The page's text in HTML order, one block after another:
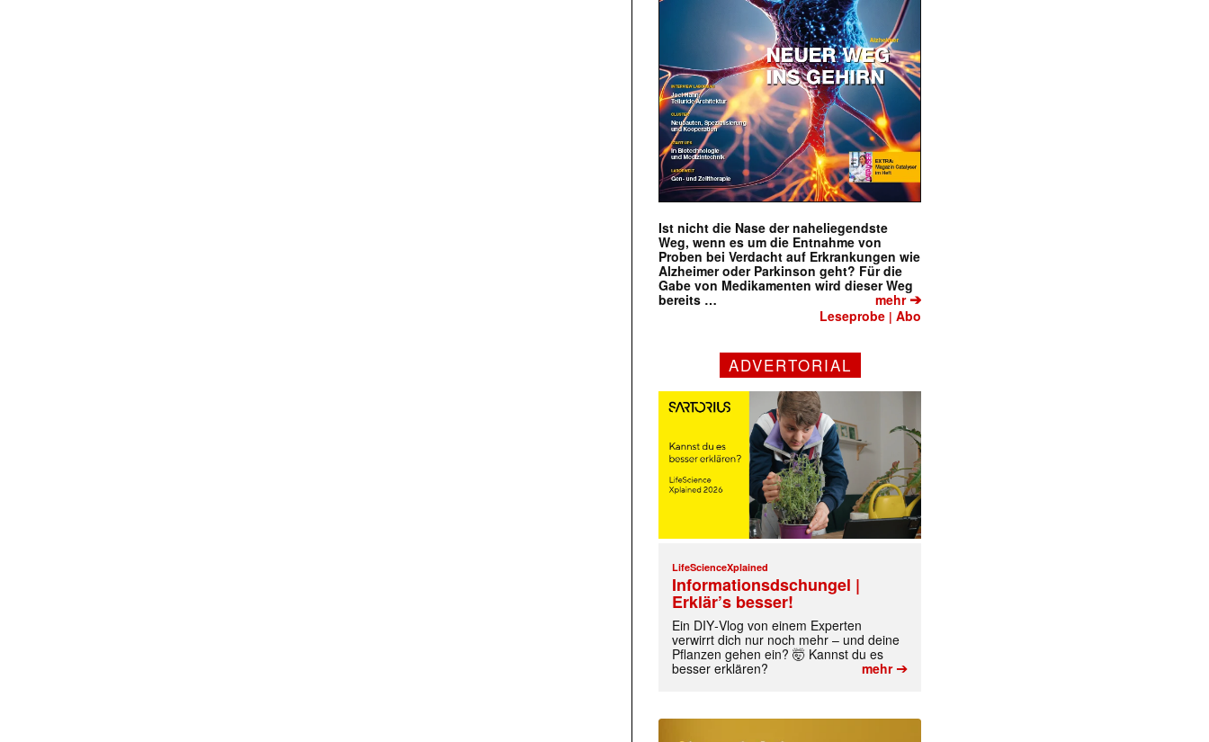
Ist nicht die Nase der naheliegendste
Weg, wenn es um die Entnahme von
Proben bei Verdacht auf Erkrankungen wie
Alzheimer oder Parkinson geht? Für die
Gabe von Medikamenten wird dieser Weg
bereits …
mehr➔
Leseprobe |Abo
ADVERTORIAL
LifeScienceXplained
Informationsdschungel |
Erklär’s besser!
Ein DIY‑Vlog von einem Experten
verwirrt dich nur noch mehr – und deine
Pflanzen gehen ein? 🤯 Kannst du es
besser erklären?
mehr➔